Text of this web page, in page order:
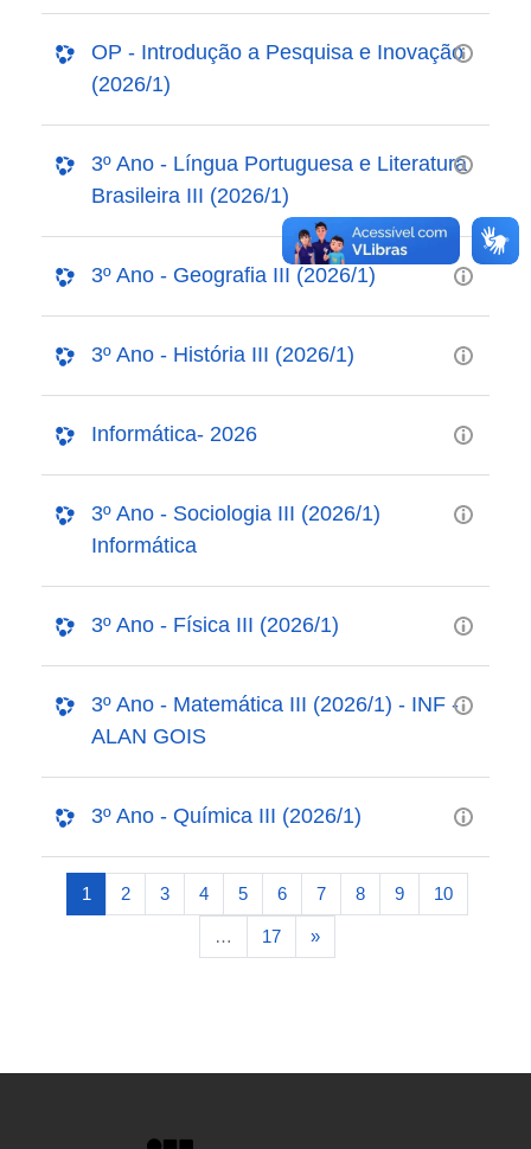
OP - Introdução a Pesquisa e Inovação
(2026/1)
3º Ano - Língua Portuguesa e Literatura
Brasileira III (2026/1)
3º Ano - Geografia III (2026/1)
3º Ano - História III (2026/1)
Informática- 2026
3º Ano - Sociologia III (2026/1)
Informática
3º Ano - Física III (2026/1)
3º Ano - Matemática III (2026/1) - INF -
ALAN GOIS
3º Ano - Química III (2026/1)
1 (current)
2 3 4 5 6 7 8 9 10
… 17 »Next page